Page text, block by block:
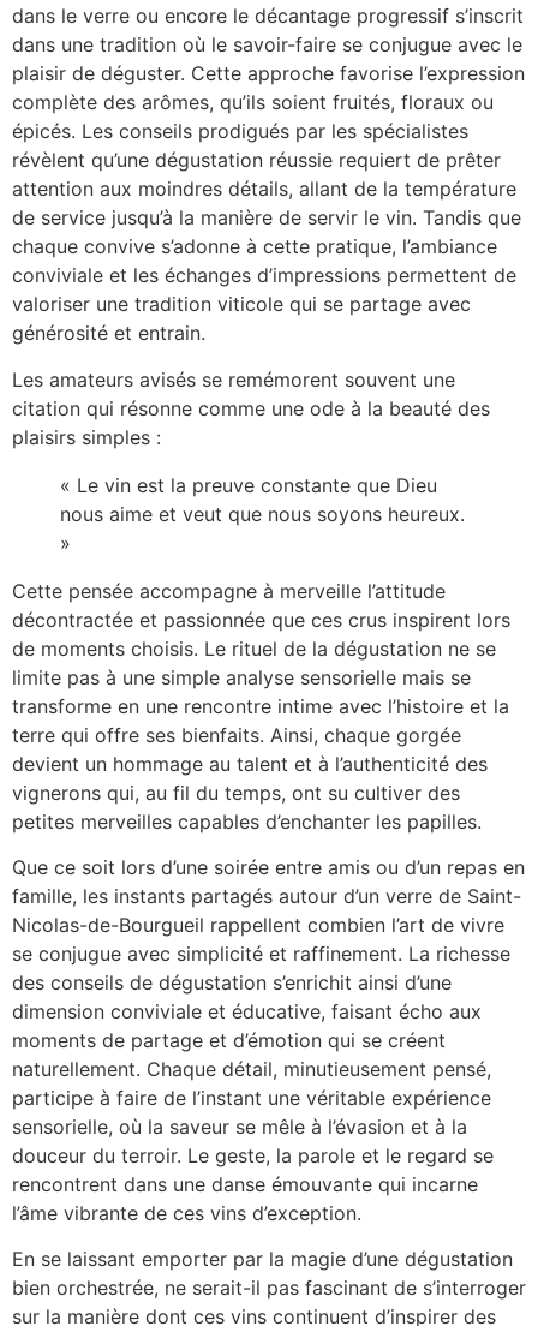
dans le verre ou encore le décantage progressif s’inscrit
dans une tradition où le savoir-faire se conjugue avec le
plaisir de déguster. Cette approche favorise l’expression
complète des arômes, qu’ils soient fruités, floraux ou
épicés. Les conseils prodigués par les spécialistes
révèlent qu’une dégustation réussie requiert de prêter
attention aux moindres détails, allant de la température
de service jusqu’à la manière de servir le vin. Tandis que
chaque convive s’adonne à cette pratique, l’ambiance
conviviale et les échanges d’impressions permettent de
valoriser une tradition viticole qui se partage avec
générosité et entrain.
Les amateurs avisés se remémorent souvent une
citation qui résonne comme une ode à la beauté des
plaisirs simples :
« Le vin est la preuve constante que Dieu
nous aime et veut que nous soyons heureux.
»
Cette pensée accompagne à merveille l’attitude
décontractée et passionnée que ces crus inspirent lors
de moments choisis. Le rituel de la dégustation ne se
limite pas à une simple analyse sensorielle mais se
transforme en une rencontre intime avec l’histoire et la
terre qui offre ses bienfaits. Ainsi, chaque gorgée
devient un hommage au talent et à l’authenticité des
vignerons qui, au fil du temps, ont su cultiver des
petites merveilles capables d’enchanter les papilles.
Que ce soit lors d’une soirée entre amis ou d’un repas en
famille, les instants partagés autour d’un verre de Saint-
Nicolas-de-Bourgueil rappellent combien l’art de vivre
se conjugue avec simplicité et raffinement. La richesse
des conseils de dégustation s’enrichit ainsi d’une
dimension conviviale et éducative, faisant écho aux
moments de partage et d’émotion qui se créent
naturellement. Chaque détail, minutieusement pensé,
participe à faire de l’instant une véritable expérience
sensorielle, où la saveur se mêle à l’évasion et à la
douceur du terroir. Le geste, la parole et le regard se
rencontrent dans une danse émouvante qui incarne
l’âme vibrante de ces vins d’exception.
En se laissant emporter par la magie d’une dégustation
bien orchestrée, ne serait-il pas fascinant de s’interroger
sur la manière dont ces vins continuent d’inspirer des